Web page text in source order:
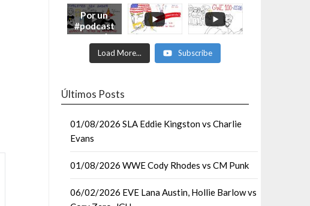
Por un
#podcast
con más
Moonsaul
ts #93:
MITAD
DE AÑO
Load More... Subscribe
Últimos Posts
01/08/2026 SLA Eddie Kingston vs Charlie
Evans
01/08/2026 WWE Cody Rhodes vs CM Punk
06/02/2026 EVE Lana Austin, Hollie Barlow vs